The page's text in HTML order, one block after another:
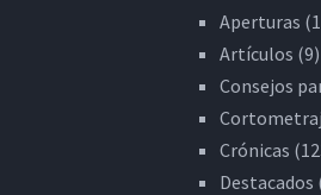
Aperturas
Artículos (9)
Consejos
Crónicas
Destacados